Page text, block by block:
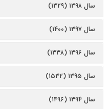
سال ۱۳۹۸ (۱۳۲۹)
سال ۱۳۹۷ (۱۴۰۰)
سال ۱۳۹۶ (۱۳۳۸)
سال ۱۳۹۵ (۱۵۳۲)
سال ۱۳۹۴ (۱۴۹۶)